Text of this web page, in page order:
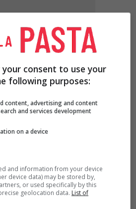
consent to use your
following purposes:
content, advertising and content
and services development
on a device
and information from your device
device data) may be stored by,
or used specifically by this
geolocation data. List of